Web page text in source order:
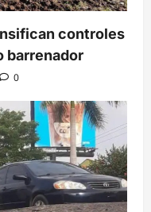
controles
barrenador
0